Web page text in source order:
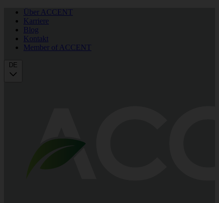
Über ACCENT
Karriere
Blog
Kontakt
Member of ACCENT
DE